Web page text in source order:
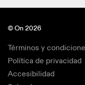
© On 2026
Términos y
Política de privacidad
Accesibilidad